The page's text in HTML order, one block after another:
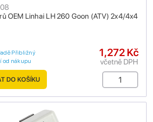
OEM Linhai LH 260 Goon (ATV) 2x4/4x4
Přibližný
od nákupu
1,272 Kč
včetně DPH
DO KOŠÍKU